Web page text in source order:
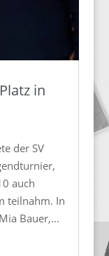
in
der SV
auch
teilnahm. In
Bauer,...